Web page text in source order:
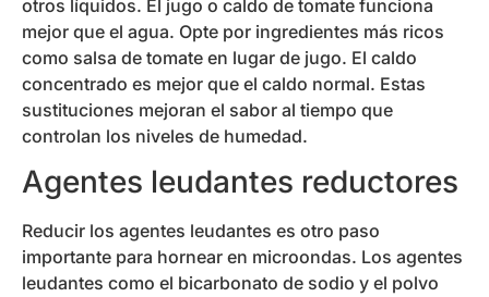
otros líquidos. El jugo o caldo de tomate funciona
mejor que el agua. Opte por ingredientes más ricos
como salsa de tomate en lugar de jugo. El caldo
concentrado es mejor que el caldo normal. Estas
sustituciones mejoran el sabor al tiempo que
controlan los niveles de humedad.
Agentes leudantes reductores
Reducir los agentes leudantes es otro paso
importante para hornear en microondas. Los agentes
leudantes como el bicarbonato de sodio y el polvo